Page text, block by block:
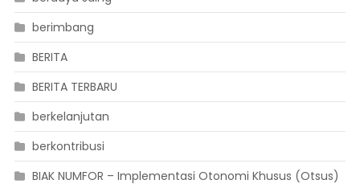
berimbang
BERITA
BERITA TERBARU
berkelanjutan
berkontribusi
BIAK NUMFOR – Implementasi Otonomi Khusus (Otsus)